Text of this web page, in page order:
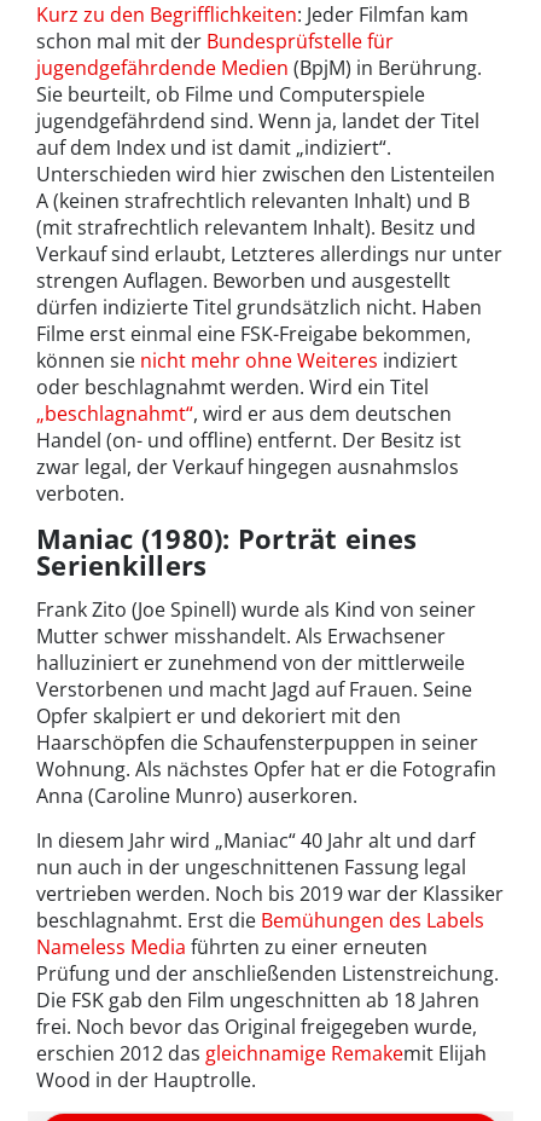
Kurz zu den Begrifflichkeiten: Jeder Filmfan kam
schon mal mit der Bundesprüfstelle für
jugendgefährdende Medien (BpjM) in Berührung.
Sie beurteilt, ob Filme und Computerspiele
jugendgefährdend sind. Wenn ja, landet der Titel
auf dem Index und ist damit „indiziert“.
Unterschieden wird hier zwischen den Listenteilen
A (keinen strafrechtlich relevanten Inhalt) und B
(mit strafrechtlich relevantem Inhalt). Besitz und
Verkauf sind erlaubt, Letzteres allerdings nur unter
strengen Auflagen. Beworben und ausgestellt
dürfen indizierte Titel grundsätzlich nicht. Haben
Filme erst einmal eine FSK-Freigabe bekommen,
können sie nicht mehr ohne Weiteres indiziert
oder beschlagnahmt werden. Wird ein Titel
„beschlagnahmt“, wird er aus dem deutschen
Handel (on- und offline) entfernt. Der Besitz ist
zwar legal, der Verkauf hingegen ausnahmslos
verboten.
Maniac (1980): Porträt eines
Serienkillers
Frank Zito (Joe Spinell) wurde als Kind von seiner
Mutter schwer misshandelt. Als Erwachsener
halluziniert er zunehmend von der mittlerweile
Verstorbenen und macht Jagd auf Frauen. Seine
Opfer skalpiert er und dekoriert mit den
Haarschöpfen die Schaufensterpuppen in seiner
Wohnung. Als nächstes Opfer hat er die Fotografin
Anna (Caroline Munro) auserkoren.
In diesem Jahr wird „Maniac“ 40 Jahr alt und darf
nun auch in der ungeschnittenen Fassung legal
vertrieben werden. Noch bis 2019 war der Klassiker
beschlagnahmt. Erst die Bemühungen des Labels
Nameless Media führten zu einer erneuten
Prüfung und der anschließenden Listenstreichung.
Die FSK gab den Film ungeschnitten ab 18 Jahren
frei. Noch bevor das Original freigegeben wurde,
erschien 2012 das gleichnamige Remakemit Elijah
Wood in der Hauptrolle.